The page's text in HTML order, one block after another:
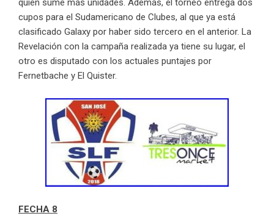
quien sume más unidades. Además, el torneo entrega dos
cupos para el Sudamericano de Clubes, al que ya está
clasificado Galaxy por haber sido tercero en el anterior. La
Revelación con la campaña realizada ya tiene su lugar, el
otro es disputado con los actuales puntajes por
Fernetbache y El Quister.
FECHA 8